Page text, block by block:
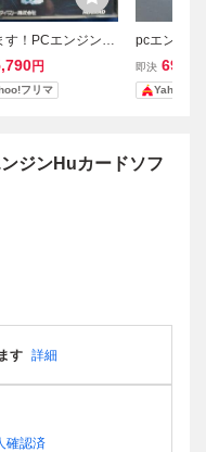
す！PCエンジン『
ントデバッガーズ
ード
円
フリマ
pcエンジン
ス 10枚セ
かないサラ
即決 699
Yahoo!フ
ンHuカードソフ
す 詳細
確認済